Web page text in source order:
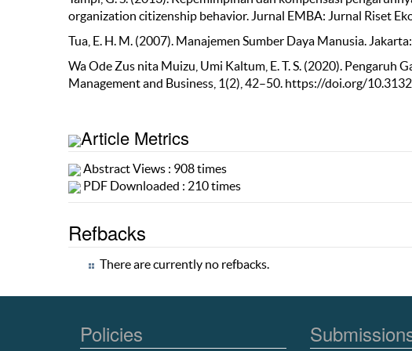
organization citizenship behavior. Jurnal EMBA: Jurnal Riset
Tua, E. H. M. (2007). Manajemen Sumber Daya Manusia.
Wa Ode Zus nita Muizu, Umi Kaltum, E. T. S. (2020). Pengaruh
Management and Business, 1(2), 42–50. https://doi.org/
Article Metrics
Abstract Views : 908 times
PDF Downloaded : 210 times
Refbacks
There are currently no refbacks.
Policies